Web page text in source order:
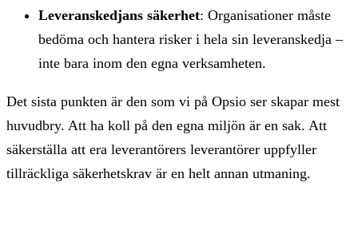
Leveranskedjans säkerhet: Organisationer måste
bedöma och hantera risker i hela sin leveranskedja –
inte bara inom den egna verksamheten.
Det sista punkten är den som vi på Opsio ser skapar mest
huvudbry. Att ha koll på den egna miljön är en sak. Att
säkerställa att era leverantörers leverantörer uppfyller
tillräckliga säkerhetskrav är en helt annan utmaning.